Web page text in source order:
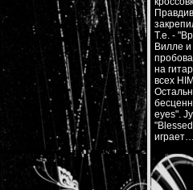
Т.е. -
Вилле
на
всех
eyes".